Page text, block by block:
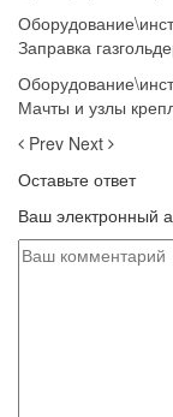
Заправка
Мачты и узлы
Prev Next
Оставьте ответ
Ваш электронный